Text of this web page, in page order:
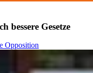
bessere Gesetze
Opposition